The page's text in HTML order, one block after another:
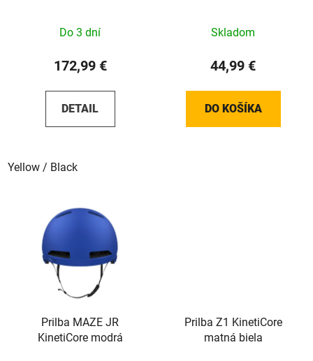
Do 3 dní
172,99 €
DETAIL
Yellow / Black
Skladom
44,99 €
DO KOŠÍKA
Prilba MAZE JR
KinetiCore modrá
Prilba Z1 KinetiCore
matná biela